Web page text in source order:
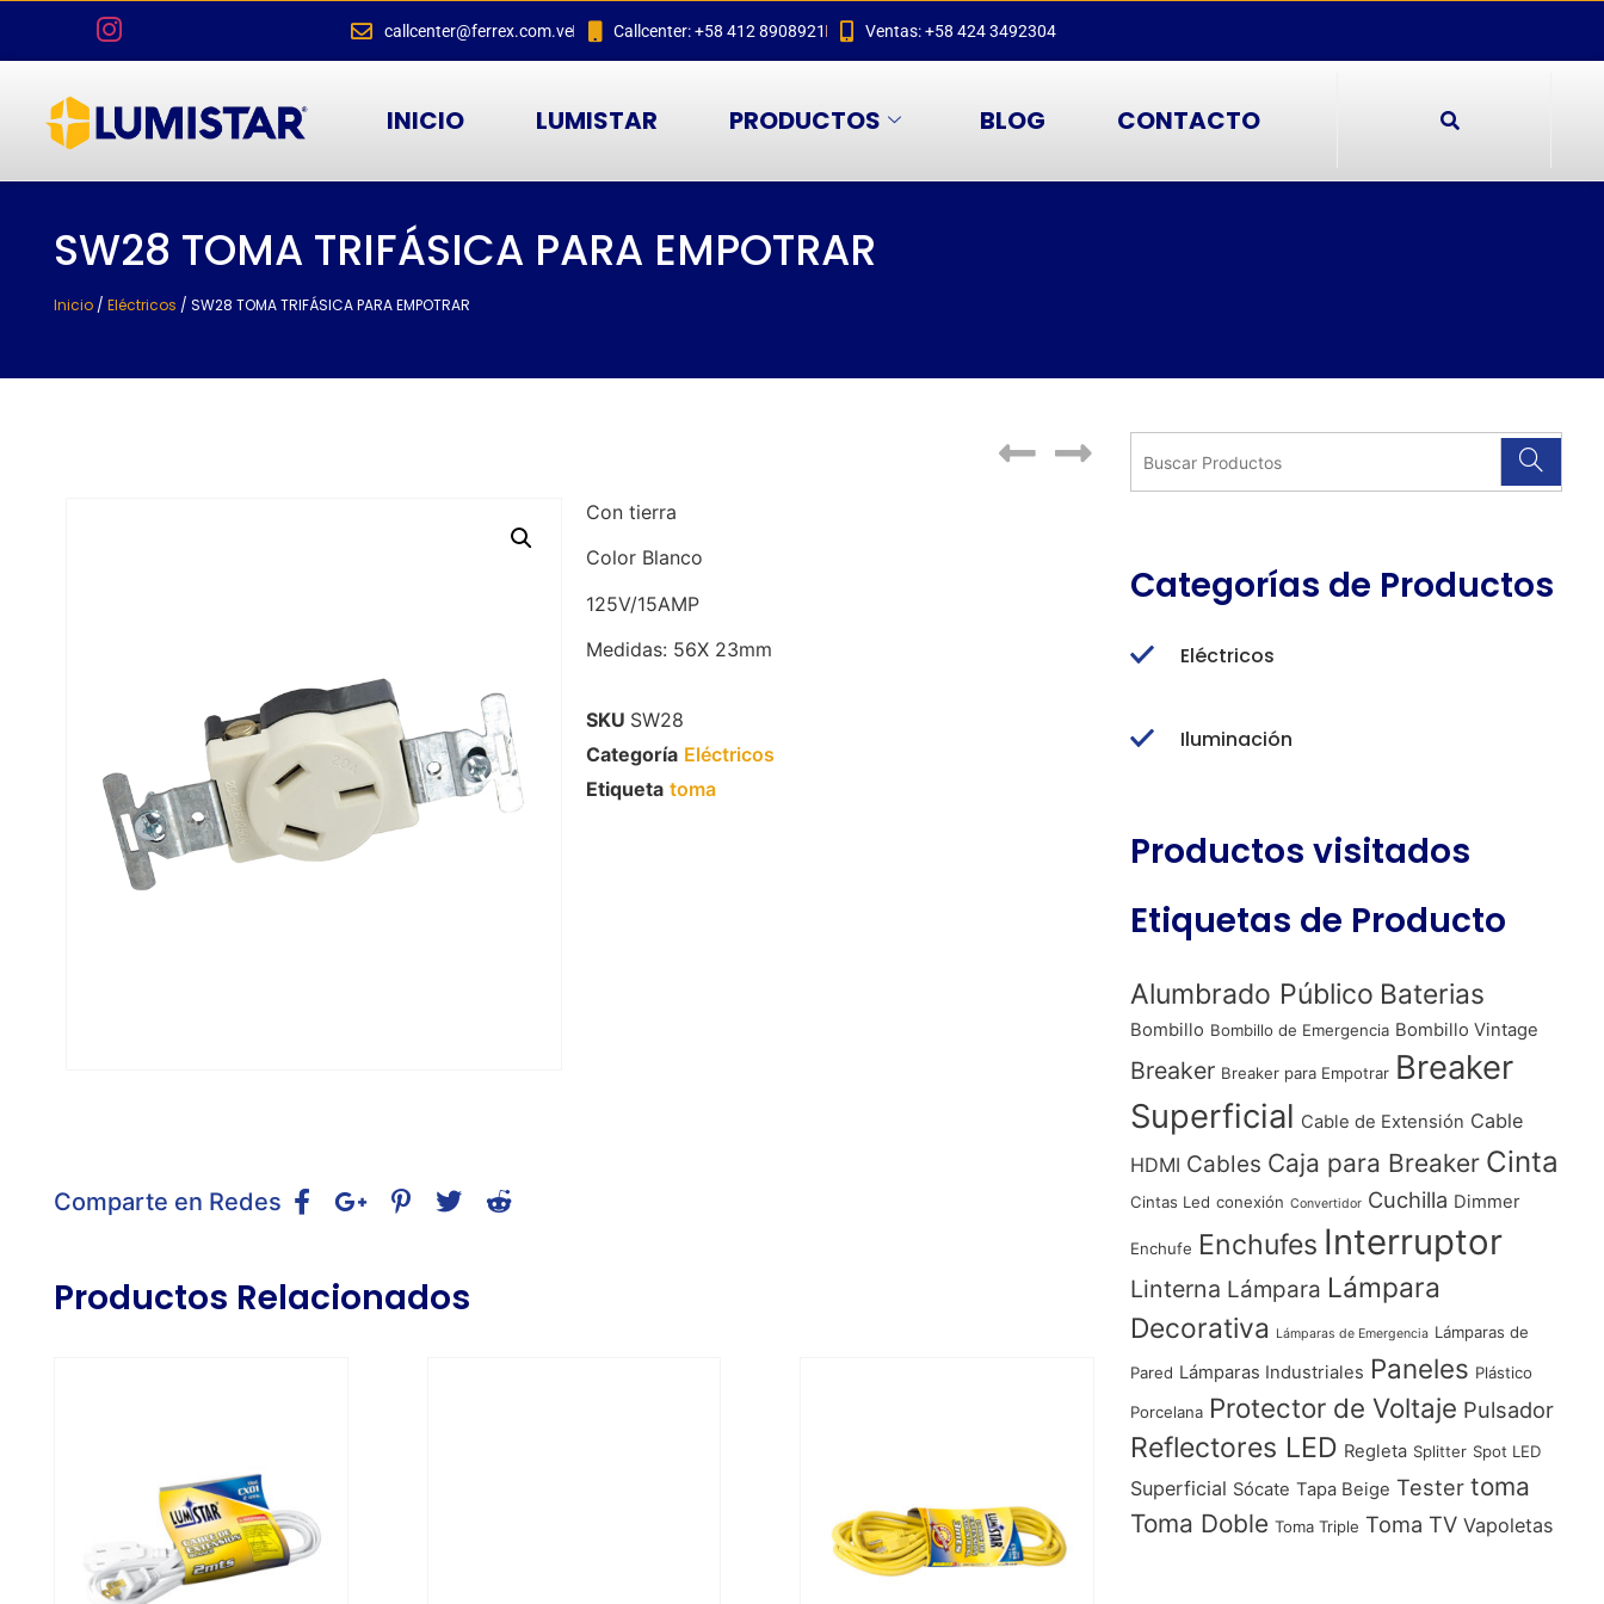
callcenter@ferrex.com.ve Callcenter: +58 412 8908921 Ventas: +58 424 3492304
INICIO LUMISTAR PRODUCTOS BLOG CONTACTO
SW28 TOMA TRIFÁSICA PARA EMPOTRAR
Inicio / Eléctricos / SW28 TOMA TRIFÁSICA PARA EMPOTRAR
Con tierra
Color Blanco
125V/15AMP
Medidas: 56X 23mm
SKU SW28
Categoría Eléctricos
Etiqueta toma
Comparte en Redes
Productos Relacionados
Categorías de Productos
Eléctricos
Iluminación
Productos visitados
Etiquetas de Producto
Alumbrado Público Baterias
Bombillo Bombillo de Emergencia Bombillo Vintage
Breaker Breaker para Empotrar Breaker
Superficial Cable de Extensión Cable
HDMI Cables Caja para Breaker Cinta
Cintas Led conexión Convertidor Cuchilla Dimmer
Enchufe Enchufes Interruptor
Linterna Lámpara Lámpara
Decorativa
Lámparas de Emergencia Lámparas de
Pared Lámparas Industriales Paneles Plástico
Porcelana Protector de Voltaje Pulsador
Reflectores LED Regleta Splitter Spot LED
Superficial Sócate Tapa Beige Tester toma
Toma Doble Toma Triple Toma TV Vapoletas